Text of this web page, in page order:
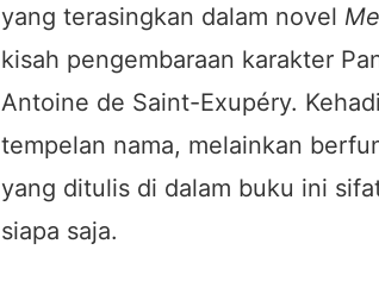
yang terasingkan dalam novel
kisah pengembaraan karakter
Antoine de Saint-Exupéry.
tempelan nama, melainkan
yang ditulis di dalam buku ini
siapa saja.